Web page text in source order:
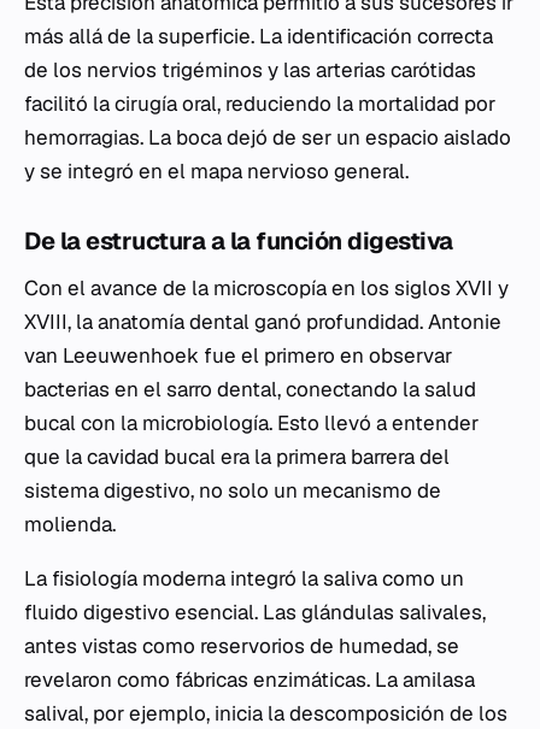
más allá de la superficie. La identificación correcta
de los nervios trigéminos y las arterias carótidas
facilitó la cirugía oral, reduciendo la mortalidad por
hemorragias. La boca dejó de ser un espacio aislado
y se integró en el mapa nervioso general.
De la estructura a la función digestiva
Con el avance de la microscopía en los siglos XVII y
XVIII, la anatomía dental ganó profundidad. Antonie
van Leeuwenhoek fue el primero en observar
bacterias en el sarro dental, conectando la salud
bucal con la microbiología. Esto llevó a entender
que la cavidad bucal era la primera barrera del
sistema digestivo, no solo un mecanismo de
molienda.
La fisiología moderna integró la saliva como un
fluido digestivo esencial. Las glándulas salivales,
antes vistas como reservorios de humedad, se
revelaron como fábricas enzimáticas. La amilasa
salival, por ejemplo, inicia la descomposición de los